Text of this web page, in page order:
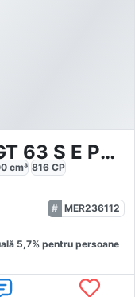
Mercedes-Benz AMG GT 63 S E PERFORMANCE AMG
cm³ 816 CP
MER236112
5,7% pentru persoane